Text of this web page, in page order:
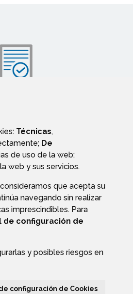
Técnicas,
De
de uso de la web;
web y sus servicios.
consideramos que acepta su
navegando sin realizar
imprescindibles. Para
de configuración de
y posibles riesgos en
configuración de Cookies